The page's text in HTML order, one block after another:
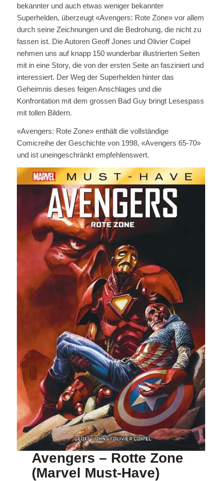
bekannter und auch etwas weniger bekannter
Superhelden, überzeugt «Avengers: Rote Zone» vor allem
durch seine Zeichnungen und die Bedrohung, die nicht zu
fassen ist. Die Autoren Geoff Jones und Olivier Coipel
nehmen uns auf knapp 150 wunderbar illustrierten Seiten
mit in eine Story, die von der ersten Seite an fasziniert und
interessiert. Der Weg der Superhelden hinter das
Geheimnis dieses feigen Anschlages und die
Konfrontation mit dem grossen Bad Guy bringt Lesespass
mit tollen Bildern.
«Avengers: Rote Zone» enthält die vollständige
Comicreihe der Geschichte von 1998, «Avengers 65-70»
und ist uneingeschränkt empfehlenswert.
Avengers – Rotte Zone
(Marvel Must-Have)